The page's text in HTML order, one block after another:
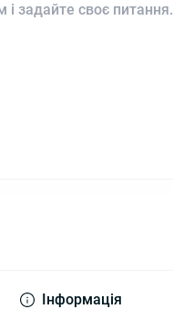
задайте своє питання.
Інформація